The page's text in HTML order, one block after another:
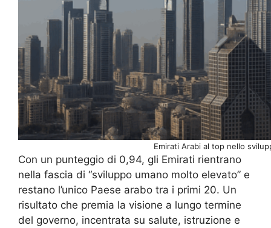
Emirati Arabi al top nello
Con un punteggio di 0,94, gli Emirati rientrano
nella fascia di “sviluppo umano molto elevato” e
restano l’unico Paese arabo tra i primi 20. Un
risultato che premia la visione a lungo termine
del governo, incentrata su salute, istruzione e